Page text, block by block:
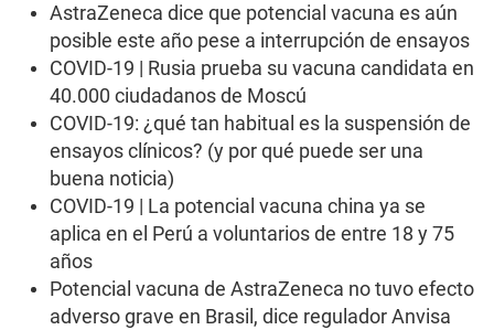
AstraZeneca dice que potencial vacuna es aún
posible este año pese a interrupción de ensayos
COVID-19 | Rusia prueba su vacuna candidata en
40.000 ciudadanos de Moscú
COVID-19: ¿qué tan habitual es la suspensión de
ensayos clínicos? (y por qué puede ser una
buena noticia)
COVID-19 | La potencial vacuna china ya se
aplica en el Perú a voluntarios de entre 18 y 75
años
Potencial vacuna de AstraZeneca no tuvo efecto
adverso grave en Brasil, dice regulador Anvisa